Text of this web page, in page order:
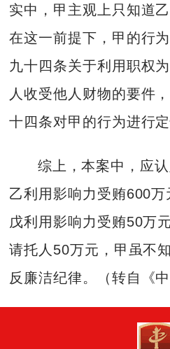
实中，甲主观上只知道
在这一前提下，甲的行
九十四条关于利用职权
人收受他人财物的要件
十四条对甲的行为进行定
综上，本案中，应
乙利用影响力受贿600万
戊利用影响力受贿50万
请托人50万元，甲虽不
反廉洁纪律。（转自《